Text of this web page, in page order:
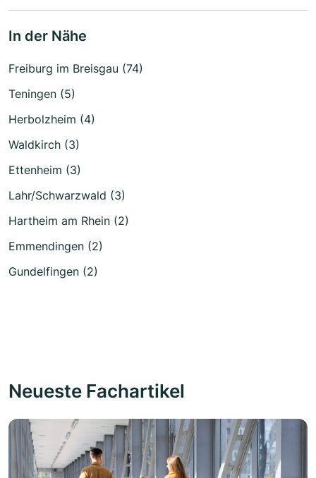
In der Nähe
Freiburg im Breisgau (74)
Teningen (5)
Herbolzheim (4)
Waldkirch (3)
Ettenheim (3)
Lahr/Schwarzwald (3)
Hartheim am Rhein (2)
Emmendingen (2)
Gundelfingen (2)
Neueste Fachartikel